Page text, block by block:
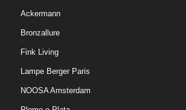
Ackermann
Bronzallure
Fink Living
Lampe Berger Paris
NOOSA Amsterdam